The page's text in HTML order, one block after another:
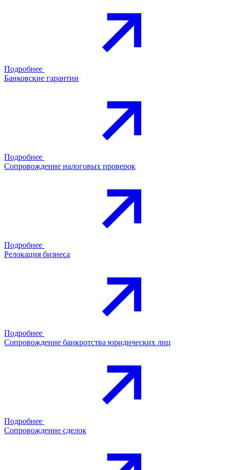
Подробнее
Банковские гарантии
Подробнее
Сопровождение налоговых проверок
Подробнее
Релокация бизнеса
Подробнее
Сопровождение банкротства юридических лиц
Подробнее
Сопровождение сделок